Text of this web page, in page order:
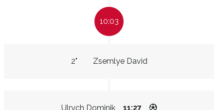
10:03
Zsemlye David
2"
Ulrych Dominik 11:27